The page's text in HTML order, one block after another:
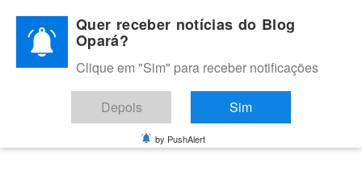
content
BLOG OPARÁ
Melhores notícias de Juazeiro, Petrolina e do Vale do São
Francisco
Quer receber notícias do Blog
Opará?
Clique em "Sim" para receber notificações
Depois Sim
by PushAlert